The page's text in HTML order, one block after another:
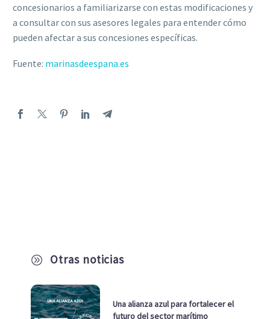
A Otras noticias
Una alianza azul para fortalecer el
futuro del sector marítimo
concesionarios a familiarizarse con estas modificaciones y
a consultar con sus asesores legales para entender cómo
pueden afectar a sus concesiones específicas.
Fuente: marinasdeespana.es